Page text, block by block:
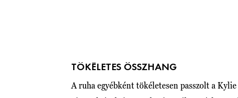
TÖKÉLETES ÖSSZHANG
A ruha egyébként tökéletesen passzolt a